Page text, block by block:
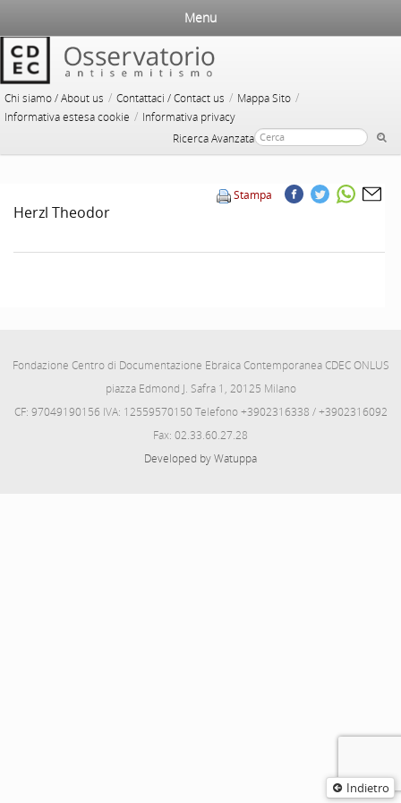
Chi siamo / About us / Contattaci / Contact us / Mappa Sito /
Informativa estesa cookie / Informativa privacy
Ricerca Avanzata
Menu
Indietro
Stampa
Herzl Theodor
Fondazione Centro di Documentazione Ebraica Contemporanea CDEC ONLUS
piazza Edmond J. Safra 1, 20125 Milano
CF: 97049190156 IVA: 12559570150 Telefono +3902316338 / +3902316092
Fax: 02.33.60.27.28
Developed by Watuppa